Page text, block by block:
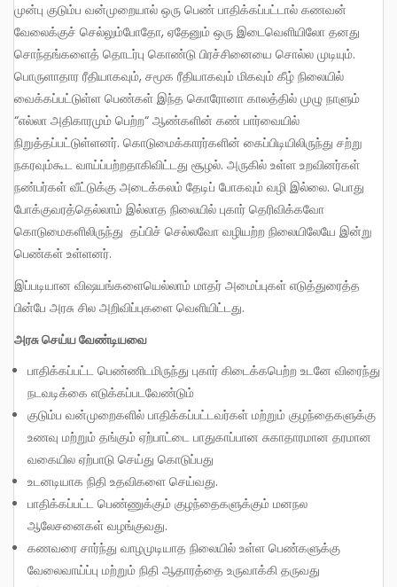
முன்பு குடும்ப வன்முறையால் ஒரு பெண் பாதிக்கப்பட்டால் கணவன்
வேலைக்குச் செல்லும்போதோ, ஏதேனும் ஒரு இடைவெளியிலோ தனது
சொந்தங்களைத் தொடர்பு கொண்டு பிரச்சினையை சொல்ல முடியும்.
பொருளாதார ரீதியாகவும், சமூக ரீதியாகவும் மிகவும் கீழ் நிலையில்
வைக்கப்பட்டுள்ள பெண்கள் இந்த கொரோனா காலத்தில் முழு நாளும்
“எல்லா அதிகாரமும் பெற்ற“ ஆண்களின் கண் பார்வையில்
நிறுத்தப்பட்டுள்ளனர். கொடுமைக்காரர்களின் கைப்பிடியிலிருந்து சற்று
நகரவும்கூட வாய்ப்பற்றதாகிவிட்டது சூழல். அருகில் உள்ள உறவினர்கள்
நண்பர்கள் வீட்டுக்கு அடைக்கலம் தேடிப் போகவும் வழி இல்லை. பொது
போக்குவரத்தெல்லாம் இல்லாத நிலையில் புகார் தெரிவிக்கவோ
கொடுமைகளிலிருந்து தப்பிச் செல்லவோ வழியற்ற நிலையிலேயே இன்று
பெண்கள் உள்ளனர்.
இப்படியான விஷயங்களையெல்லாம் மாதர் அமைப்புகள் எடுத்துரைத்த
பின்பே அரசு சில அறிவிப்புகளை வெளியிட்டது.
அரசு செய்ய வேண்டியவை
பாதிக்கப்பட்ட பெண்ணிடமிருந்து புகார் கிடைக்கபெற்ற உடனே விரைந்து
நடவடிக்கை எடுக்கப்படவேண்டும்
குடும்ப வன்முறைகளில் பாதிக்கப்பட்டவர்கள் மற்றும் குழந்தைகளுக்கு
உணவு மற்றும் தங்கும் ஏற்பாட்டை பாதுகாப்பான சுகாதாரமான தரமான
வகையில ஏற்பாடு செய்து கொடுப்பது
உடனடியாக நிதி உதவிகளை செய்வது.
பாதிக்கப்பட்ட பெண்ணுக்கும் குழந்தைகளுக்கும் மனநல
ஆலேசனைகள் வழங்குவது.
கணவரை சார்ந்து வாழமுடியாத நிலையில் உள்ள பெண்களுக்கு
வேலைவாய்ப்பு மற்றும் நிதி ஆதாரத்தை உருவாக்கி தருவது